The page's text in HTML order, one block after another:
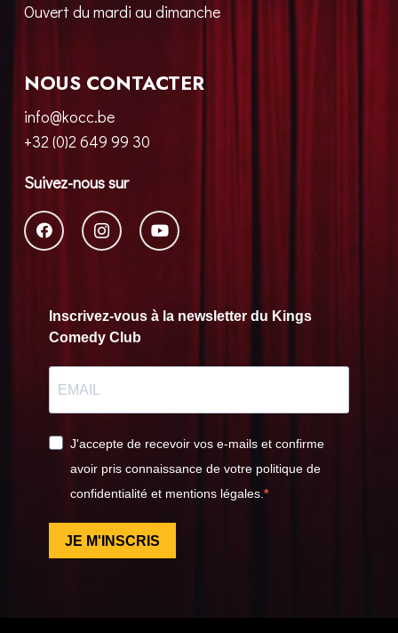
Ouvert du mardi au dimanche
NOUS CONTACTER
info@kocc.be
+32 (0)2 649 99 30
Suivez-nous sur
Inscrivez-vous à la newsletter du Kings
Comedy Club
J'accepte de recevoir vos e-mails et confirme
avoir pris connaissance de votre politique de
confidentialité et mentions légales.
JE M'INSCRIS